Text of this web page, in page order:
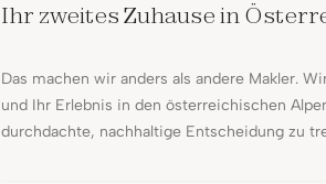
Ihr zweites Zuhause in
Das machen wir anders als andere Makler.
und Ihr Erlebnis in den österreichischen
durchdachte, nachhaltige Entscheidung zu